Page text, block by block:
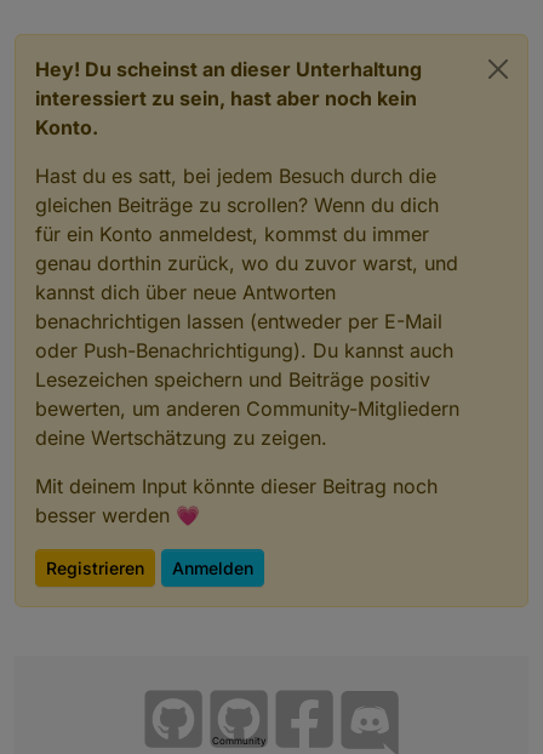
keiner wird assimiliert - kein Borg da..
Hey! Du scheinst an dieser Unterhaltung
interessiert zu sein, hast aber noch kein
Konto.
Hast du es satt, bei jedem Besuch durch die
gleichen Beiträge zu scrollen? Wenn du dich
für ein Konto anmeldest, kommst du immer
genau dorthin zurück, wo du zuvor warst, und
kannst dich über neue Antworten
benachrichtigen lassen (entweder per E-Mail
oder Push-Benachrichtigung). Du kannst auch
Lesezeichen speichern und Beiträge positiv
bewerten, um anderen Community-Mitgliedern
deine Wertschätzung zu zeigen.
Mit deinem Input könnte dieser Beitrag noch
besser werden 💗
Registrieren Anmelden
Community